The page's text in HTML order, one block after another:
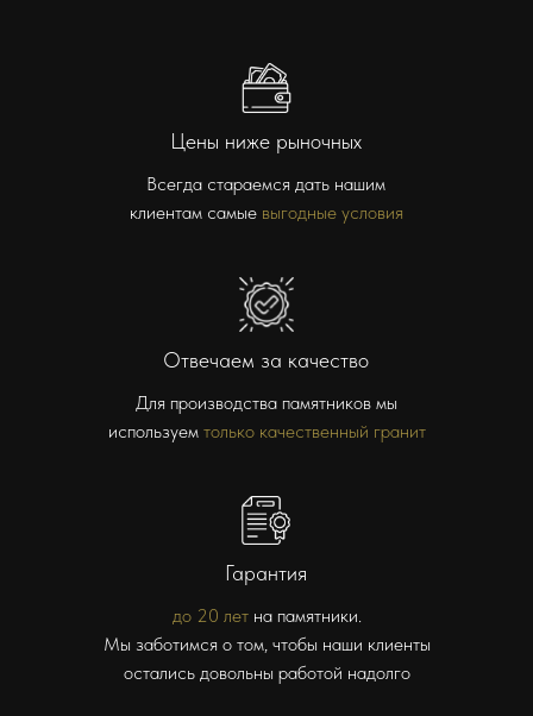
Гарантия
Отвечаем за качество
до 20 летна памятники.
Мы заботимся о том, чтобы наши клиенты
остались довольны работой надолго
Для производства памятников мы
используем только качественный гранит
Всегда стараемся дать нашим
клиентам самые выгодные условия
Цены ниже рыночных